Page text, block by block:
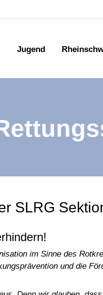
Jugend
SLRG
im Sinne des
und die